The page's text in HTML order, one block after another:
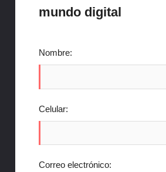
mundo digital
Nombre:
Celular:
Correo electrónico: